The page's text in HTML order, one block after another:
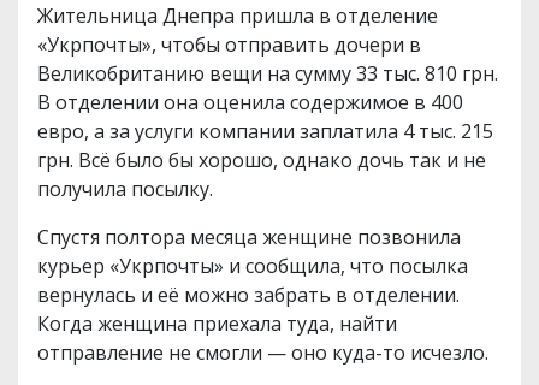
Жительница Днепра пришла в отделение
«Укрпочты», чтобы отправить дочери в
Великобританию вещи на сумму 33 тыс. 810 грн.
В отделении она оценила содержимое в 400
евро, а за услуги компании заплатила 4 тыс. 215
грн. Всё было бы хорошо, однако дочь так и не
получила посылку.
Спустя полтора месяца женщине позвонила
курьер «Укрпочты» и сообщила, что посылка
вернулась и её можно забрать в отделении.
Когда женщина приехала туда, найти
отправление не смогли — оно куда-то исчезло.